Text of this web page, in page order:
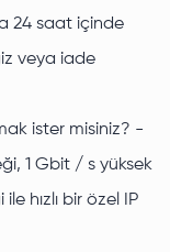
24 saat içinde
veya iade
ister misiniz? -
1 Gbit / s yüksek
hızlı bir özel IP